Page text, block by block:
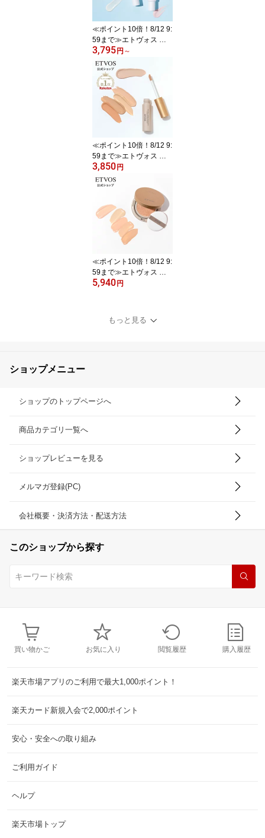
リアセラムW」 医薬部外
品 50ml 【30日間返品保
証】
≪ポイント10倍！8/12 9:
59まで≫エトヴォス 公
式( ETVOS ) トーンアッ
プ UV 日焼け止め 化粧下
地 美容液 紫外線 保湿 敏
感肌 毛穴 毛穴カバー ス
キンケア くすみ ヒト型
セラミド セラミド 「 ミ
ネラルUVアクアセラム
」 SPF 35 PA+++ 【30日
3,795 円 ～
≪ポイント10倍！8/12 9:
59まで≫エトヴォス 公
式( ETVOS ) セラミド ビ
タミンC 誘導体 コンシー
ラー シミ ニキビ跡 クマ
保湿 UV 美容液 敏感肌
オレンジ 日本製 「 ミネ
ラルインナートリートメ
ントリキッドコンシーラ
ー 」 SPF36 PA+++ 【30
3,850 円
≪ポイント10倍！8/12 9:
59まで≫エトヴォス 公
式( ETVOS ) ファンデー
肌 日本製 UV 保湿 低刺
激 カバー力 高保湿 「ミ
5,940 円
もっと見る
ショップメニュー
ショップのトップページへ
商品カテゴリ一覧へ
ショップレビューを見る
メルマガ登録(PC)
会社概要・決済方法・配送方法
このショップから探す
買い物かご お気に入り 閲覧履歴 購入履歴
楽天市場アプリのご利用で最大1,000ポイント！
楽天カード新規入会で2,000ポイント
安心・安全への取り組み
ご利用ガイド
ヘルプ
楽天市場トップ